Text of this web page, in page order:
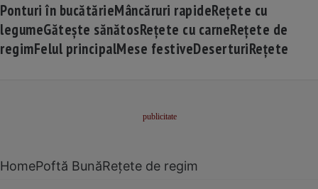
Ponturi în bucătărieMâncăruri rapideRețete cu
legumeGătește sănătosRețete cu carneRețete de
regimFelul principalMese festiveDeserturiRețete
HomePoftă BunăRețete de regim